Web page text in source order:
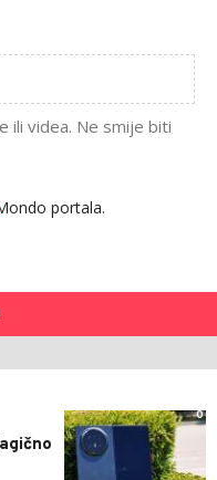
ili videa. Ne smije biti
portala.
0